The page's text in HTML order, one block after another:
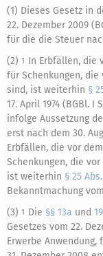
(1) Dieses Gesetz in
22. Dezember 2009
für die die Steuer
(2) 1 In Erbfällen, die
für Schenkungen,
sind, ist weiterhin §
17. April 1974 (BGBl. I
infolge Aussetzung
erst nach dem 30.
Erbfällen, die vor
Schenkungen, die
ist weiterhin § 25
Bekanntmachung
(3) 1 Die §§ 13a und
Gesetzes vom 22.
Erwerbe